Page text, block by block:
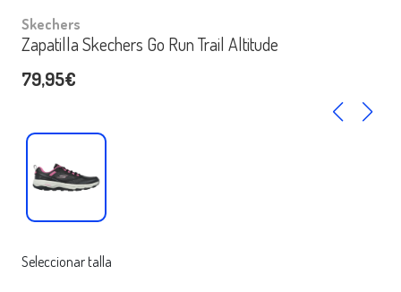
Skechers
Zapatilla Skechers Go Run Trail Altitude
79,95€
Seleccionar talla